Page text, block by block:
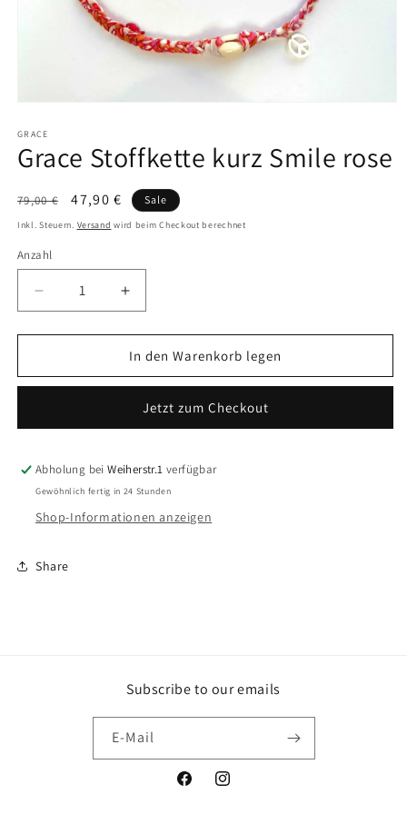
in
Modal
öffnen
GRACE
Grace Stoffkette kurz Smile rose
Normaler
Preis
79,00 € Verkaufspreis
47,90 € Sale
Inkl. Steuern. Versand wird beim Checkout berechnet
Anzahl
Verringere
die
Menge
Grace
Smile
Erhöhe
die
Menge
für
Grace
kurz
Smile
In den Warenkorb legen
Jetzt zum Checkout
Abholung beiWeiherstr.1 verfügbar
Gewöhnlich fertig in 24 Stunden
Shop-Informationen anzeigen
Share
Subscribe to our emails
E-Mail
FacebookInstagram